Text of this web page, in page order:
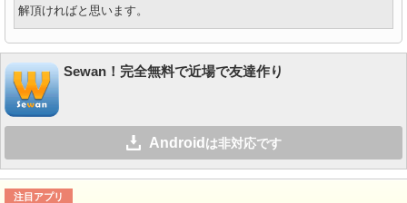
解頂ければと思います。
Sewan！完全無料で近場で友達作り
Android は非対応です
注目アプリ